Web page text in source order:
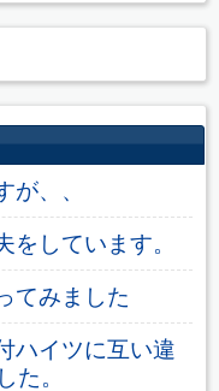
、、
しています。
てみました
ハイツに互い違
た。